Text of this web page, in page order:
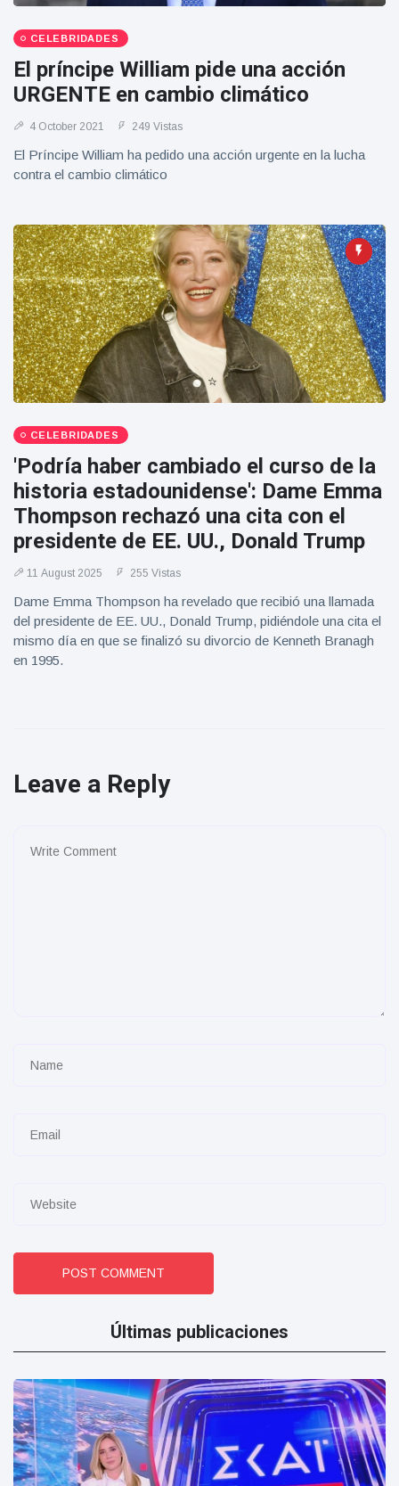
CELEBRIDADES
El príncipe William pide una acción
URGENTE en cambio climático
4 October 2021 249 Vistas
El Príncipe William ha pedido una acción urgente en la lucha
contra el cambio climático
CELEBRIDADES
'Podría haber cambiado el curso de la
historia estadounidense': Dame Emma
Thompson rechazó una cita con el
presidente de EE. UU., Donald Trump
11 August 2025 255 Vistas
Dame Emma Thompson ha revelado que recibió una llamada
del presidente de EE. UU., Donald Trump, pidiéndole una cita el
mismo día en que se finalizó su divorcio de Kenneth Branagh
en 1995.
Leave a Reply
POST COMMENT
Últimas publicaciones